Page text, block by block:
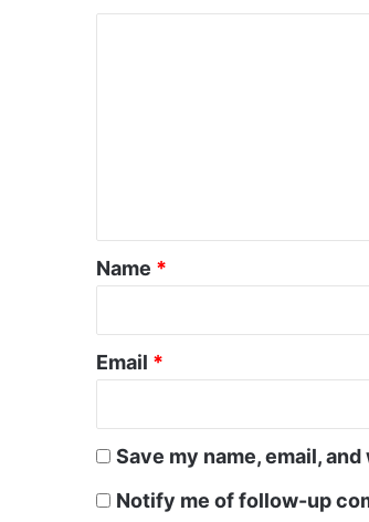
*
Name *
Email *
Save my name, email,
Notify me of follow-up